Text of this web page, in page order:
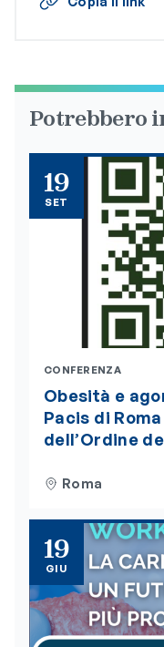
Potrebbero
19
SET
CONFERENZA
Obesità e
Pacis di
dell’Ordine
Roma
19
GIU